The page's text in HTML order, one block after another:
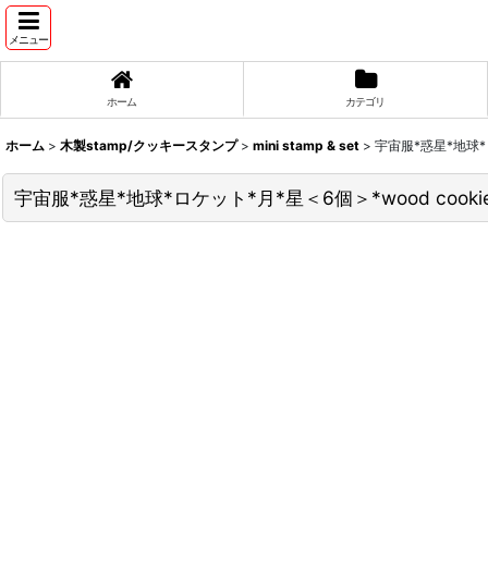
メニュー
ホーム カテゴリ
ホーム > 木製stamp/クッキースタンプ > mini stamp & set > 宇宙服*惑星*地球
宇宙服*惑星*地球*ロケット*月*星＜6個＞*wood